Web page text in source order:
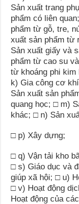
Sản xuất trang
phẩm có liên
phẩm từ gỗ, tre,
xuất sản phẩm từ
Sản xuất giấy và
phẩm từ cao su
từ khoáng phi
k) Gia công cơ
Sản xuất sản
quang học; □ m)
khác; □ n) Sản
□ p) Xây dựng;
□ q) Vận tải kho
□ s) Giáo dục và
giúp xã hội; □ u)
□ v) Hoạt động
Hoạt động của